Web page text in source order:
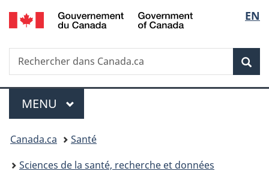
Passer
au
principal
Passer
à
Au
du
Passer
à
version
simplifiée
de
la
EN
Recherche
Rechercher
dans
Menu
MENU PRINCIPAL
Vous
êtes
Canada.ca
Santé
Sciences de la santé, recherche et données